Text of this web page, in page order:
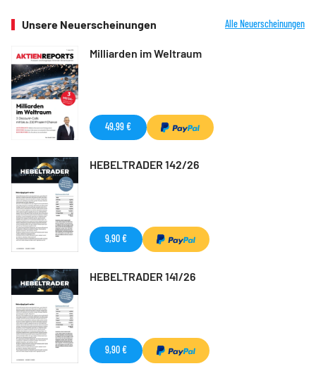
Unsere Neuerscheinungen Alle Neuerscheinungen
Milliarden im Weltraum
49,99 €
HEBELTRADER 142/26
9,90 €
HEBELTRADER 141/26
9,90 €